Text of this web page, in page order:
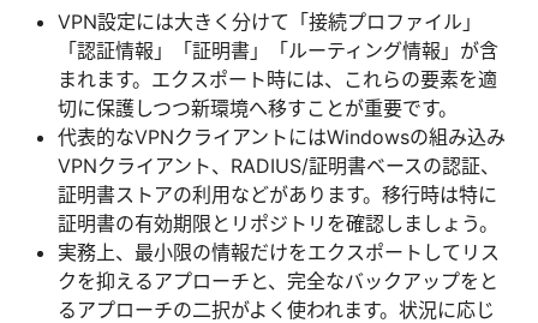
VPN設定には大きく分けて「接続プロファイル」
「認証情報」「証明書」「ルーティング情報」が含
まれます。エクスポート時には、これらの要素を適
切に保護しつつ新環境へ移すことが重要です。
代表的なVPNクライアントにはWindowsの組み込み
VPNクライアント、RADIUS/証明書ベースの認証、
証明書ストアの利用などがあります。移行時は特に
証明書の有効期限とリポジトリを確認しましょう。
実務上、最小限の情報だけをエクスポートしてリス
クを抑えるアプローチと、完全なバックアップをと
るアプローチの二択がよく使われます。状況に応じ